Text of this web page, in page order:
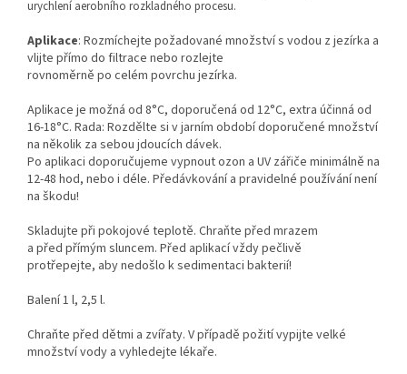
urychlení aerobního rozkladného procesu.
Aplikace: Rozmíchejte požadované množství s vodou z jezírka a
vlijte přímo do filtrace nebo rozlejte
rovnoměrně po celém povrchu jezírka.
Aplikace je možná od 8°C, doporučená od 12°C, extra účinná od
16-18°C. Rada: Rozdělte si v jarním období doporučené množství
na několik za sebou jdoucích dávek.
Po aplikaci doporučujeme vypnout ozon a UV zářiče minimálně na
12-48 hod, nebo i déle. Předávkování a pravidelné používání není
na škodu!
Skladujte při pokojové teplotě. Chraňte před mrazem
a před přímým sluncem. Před aplikací vždy pečlivě
protřepejte, aby nedošlo k sedimentaci bakterií!
Balení 1 l, 2,5 l.
Chraňte před dětmi a zvířaty. V případě požití vypijte velké
množství vody a vyhledejte lékaře.